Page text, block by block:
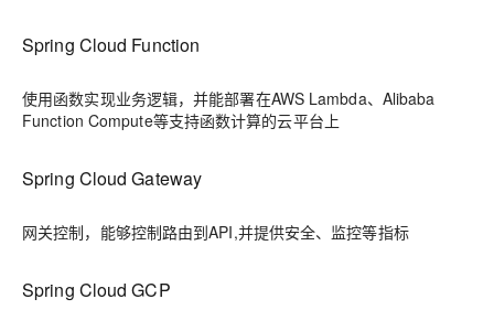
Spring Cloud Function
使用函数实现业务逻辑，并能部署在AWS Lambda、Alibaba
Function Compute等支持函数计算的云平台上
Spring Cloud Gateway
网关控制，能够控制路由到API,并提供安全、监控等指标
Spring Cloud GCP